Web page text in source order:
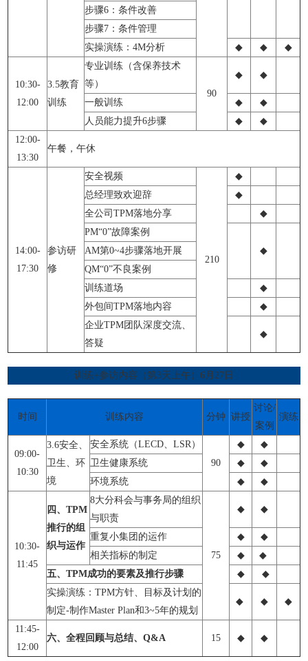
步骤6：条件改善
步骤7：条件管理
实操演练：4M分析
◆ ◆ ◆
10:30-
12:00
3.5教育
训练
专业训练（含保养技术
等）
90
◆ ◆
一般训练 ◆
◆
人员能力提升6步骤
◆
◆
12:00-
13:30
午餐，午休
14:00-
17:30
参访研
修
安全视频
210
◆
总经理致欢迎辞
◆
全公司TPM落地分享
◆
PM“0”故障案例
◆
AM第0~4步骤落地开展
QM“0”不良案例
训练道场
◆
外包间TPM落地内容
◆
企业TPM团队深度交流、
答疑
◆
训练+参访内容（第3天上午）6月27日
时间 训练内容 分钟 讲授
讨论/
案例
演练
09:00-
10:30
3.6安全、
卫生、环
境
安全系统（LECD、LSR）
90
◆
◆
卫生健康系统
◆
◆
环境系统
◆ ◆
10:30-
11:45
四、TPM
推行的组
织与运作
8大分科会与事务局的组织
与职责
75
◆ ◆
重复小集团的运作 ◆
◆
相关指标的制定
◆
◆
五、TPM成功的要素及推行步骤
◆
◆
实操演练：TPM方针、目标及计划的
制定-制作Master Plan和3~5年的规划
◆ ◆ ◆
11:45-
12:00
六、全程回顾与总结、Q&A 15 ◆ ◆